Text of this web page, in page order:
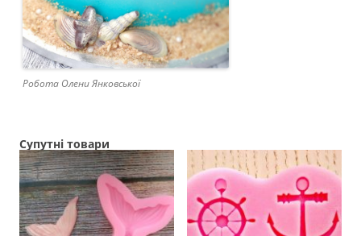
Робота Олени Янковської
Супутні товари